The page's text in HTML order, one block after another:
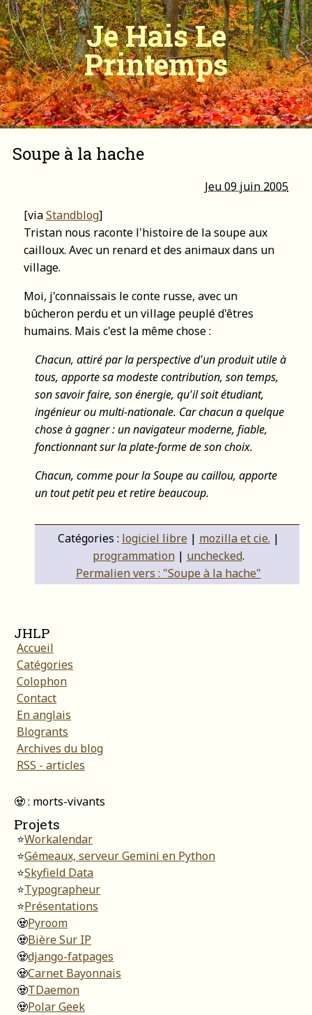
Je Hais Le
Printemps
Soupe à la hache
Jeu 09 juin 2005
[viaStandblog]
Tristan nous raconte l'histoire de la soupe aux
cailloux. Avec un renard et des animaux dans un
village.
Moi, j'connaissais le conte russe, avec un
bûcheron perdu et un village peuplé d'êtres
humains. Mais c'est la même chose :
Chacun, attiré par la perspective d'un produit utile à
tous, apporte sa modeste contribution, son temps,
son savoir faire, son énergie, qu'il soit étudiant,
ingénieur ou multi-nationale. Car chacun a quelque
chose à gagner : un navigateur moderne, fiable,
fonctionnant sur la plate-forme de son choix.
Chacun, comme pour la Soupe au caillou, apporte
un tout petit peu et retire beaucoup.
Catégories : logiciel libre| mozilla et cie. |
programmation| unchecked.
Permalien vers : "Soupe à la hache"
JHLP
Accueil
Catégories
Colophon
Contact
En anglais
Blogrants
Archives du blog
RSS - articles
🧟 : morts-vivants
Projets
⭐Workalendar
⭐Gémeaux, serveur Gemini en Python
⭐Skyfield Data
⭐Typographeur
⭐Présentations
🧟Pyroom
🧟Bière Sur IP
🧟django-fatpages
🧟Carnet Bayonnais
🧟TDaemon
🧟Polar Geek